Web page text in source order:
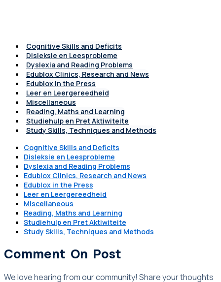
Cognitive Skills and Deficits
Disleksie en Leesprobleme
Dyslexia and Reading Problems
Edublox Clinics, Research and News
Edublox in the Press
Leer en Leergereedheid
Miscellaneous
Reading, Maths and Learning
Studiehulp en Pret Aktiwiteite
Study Skills, Techniques and Methods
Cognitive Skills and Deficits
Disleksie en Leesprobleme
Dyslexia and Reading Problems
Edublox Clinics, Research and News
Edublox in the Press
Leer en Leergereedheid
Miscellaneous
Reading, Maths and Learning
Studiehulp en Pret Aktiwiteite
Study Skills, Techniques and Methods
Comment On Post
We love hearing from our community! Share your thoughts